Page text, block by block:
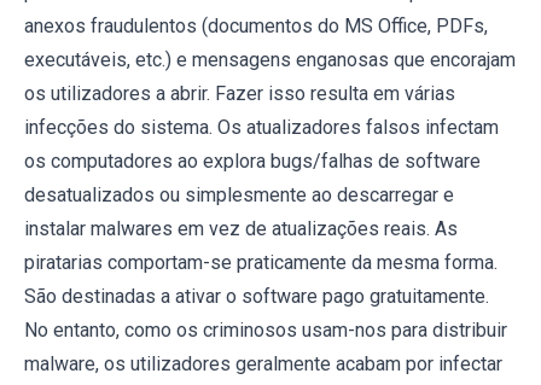
anexos fraudulentos (documentos do MS Office, PDFs,
executáveis, etc.) e mensagens enganosas que encorajam
os utilizadores a abrir. Fazer isso resulta em várias
infecções do sistema. Os atualizadores falsos infectam
os computadores ao explora bugs/falhas de software
desatualizados ou simplesmente ao descarregar e
instalar malwares em vez de atualizações reais. As
piratarias comportam-se praticamente da mesma forma.
São destinadas a ativar o software pago gratuitamente.
No entanto, como os criminosos usam-nos para distribuir
malware, os utilizadores geralmente acabam por infectar